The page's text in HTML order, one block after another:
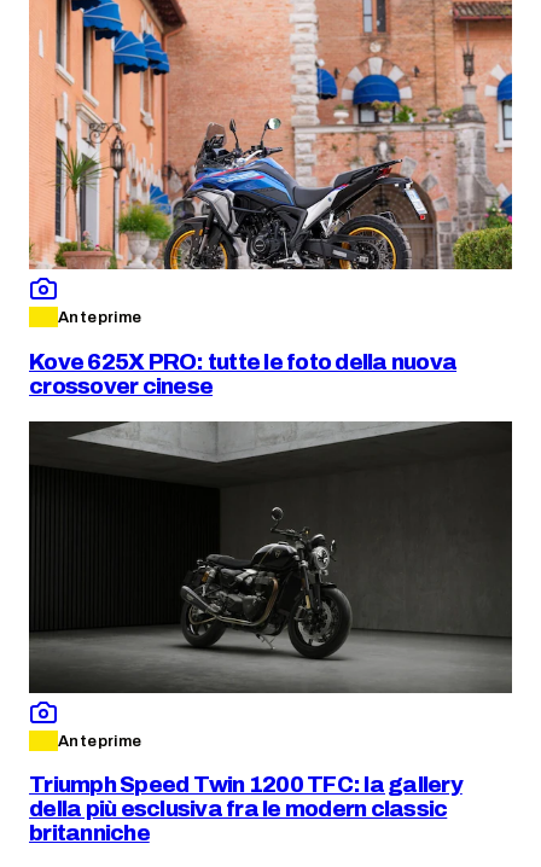
Anteprime
Kove 625X PRO: tutte le foto della nuova
crossover cinese
Anteprime
Triumph Speed Twin 1200 TFC: la gallery
della più esclusiva fra le modern classic
britanniche